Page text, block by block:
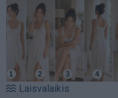
Laisvalaikis